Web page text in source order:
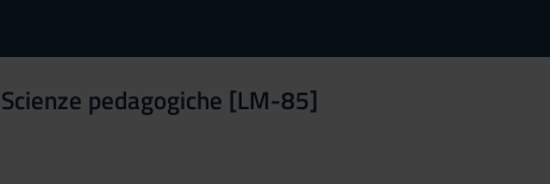
pedagogiche [LM-85]